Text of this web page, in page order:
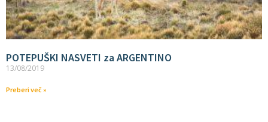
POTEPUŠKI NASVETI za ARGENTINO
13/08/2019
Preberi več »